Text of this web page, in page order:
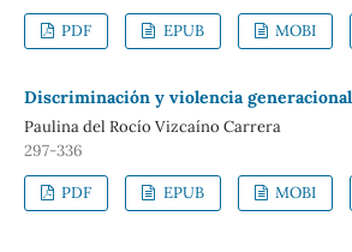
PDF EPUB MOBI
Discriminación y violencia
Paulina del Rocío Vizcaíno Carrera
297-336
PDF EPUB MOBI